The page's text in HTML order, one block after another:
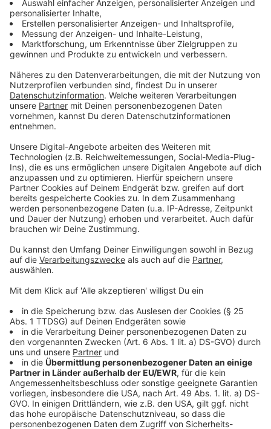
Mit dabei sind auch dasBündnis für bezahlbaren
Wohnraumsowie Mieter aus Golzheim, die von ihren
Erfahrungen berichten. Ziel ist es, Mieter über ihre
eigenen Rechte zu informieren.
Anzeige
Weitere Infos und Links:
Anzeige
Widerstand gegen Entmietung: Mieter wehren sich:
Mieter:innenstammtisch Unterbilk:
Mieterschutzbund Düsseldorf:
Anzeige
Anzeige
Instagram|Facebook|WhatsApp-Kanal
Anzeige